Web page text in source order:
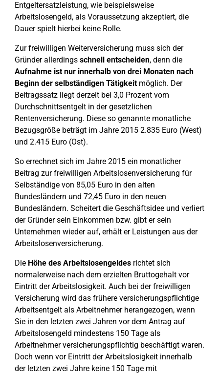
Entgeltersatzleistung, wie beispielsweise
Arbeitslosengeld, als Voraussetzung akzeptiert, die
Dauer spielt hierbei keine Rolle.
Zur freiwilligen Weiterversicherung muss sich der
Gründer allerdings schnell entscheiden, denn die
Aufnahme ist nur innerhalb von drei Monaten nach
Beginn der selbständigen Tätigkeitmöglich. Der
Beitragssatz liegt derzeit bei 3,0 Prozent vom
Durchschnittsentgelt in der gesetzlichen
Rentenversicherung. Diese so genannte monatliche
Bezugsgröße beträgt im Jahre 2015 2.835 Euro (West)
und 2.415 Euro (Ost).
So errechnet sich im Jahre 2015 ein monatlicher
Beitrag zur freiwilligen Arbeitslosenversicherung für
Selbständige von 85,05 Euro in den alten
Bundesländern und 72,45 Euro in den neuen
Bundesländern. Scheitert die Geschäftsidee und verliert
der Gründer sein Einkommen bzw. gibt er sein
Unternehmen wieder auf, erhält er Leistungen aus der
Arbeitslosenversicherung.
Die Höhe des Arbeitslosengeldes richtet sich
normalerweise nach dem erzielten Bruttogehalt vor
Eintritt der Arbeitslosigkeit. Auch bei der freiwilligen
Versicherung wird das frühere versicherungspflichtige
Arbeitsentgelt als Arbeitnehmer herangezogen, wenn
Sie in den letzten zwei Jahren vor dem Antrag auf
Arbeitslosengeld mindestens 150 Tage als
Arbeitnehmer versicherungspflichtig beschäftigt waren.
Doch wenn vor Eintritt der Arbeitslosigkeit innerhalb
der letzten zwei Jahre keine 150 Tage mit